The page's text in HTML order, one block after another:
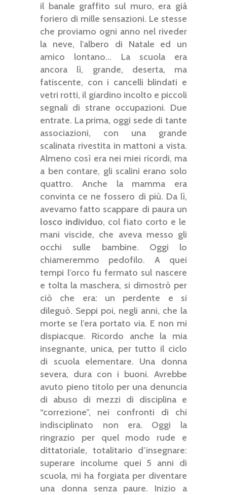
il banale graffito sul muro, era già
foriero di mille sensazioni. Le stesse
che proviamo ogni anno nel riveder
la neve, l'albero di Natale ed un
amico lontano… La scuola era
ancora lì, grande, deserta, ma
fatiscente, con i cancelli blindati e
vetri rotti, il giardino incolto e piccoli
segnali di strane occupazioni. Due
entrate. La prima, oggi sede di tante
associazioni, con una grande
scalinata rivestita in mattoni a vista.
Almeno così era nei miei ricordi, ma
a ben contare, gli scalini erano solo
quattro. Anche la mamma era
convinta ce ne fossero di più. Da lì,
avevamo fatto scappare di paura un
losco individuo, col fiato corto e le
mani viscide, che aveva messo gli
occhi sulle bambine. Oggi lo
chiameremmo pedofilo. A quei
tempi l’orco fu fermato sul nascere
e tolta la maschera, si dimostrò per
ciò che era: un perdente e si
dileguò. Seppi poi, negli anni, che la
morte se l’era portato via. E non mi
dispiacque. Ricordo anche la mia
insegnante, unica, per tutto il ciclo
di scuola elementare. Una donna
severa, dura con i buoni. Avrebbe
avuto pieno titolo per una denuncia
di abuso di mezzi di disciplina e
“correzione”, nei confronti di chi
indisciplinato non era. Oggi la
ringrazio per quel modo rude e
dittatoriale, totalitario d’insegnare:
superare incolume quei 5 anni di
scuola, mi ha forgiata per diventare
una donna senza paure. Inizio a